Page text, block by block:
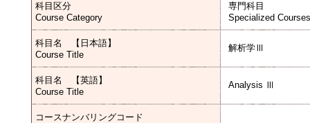
科目区分
Course Category
専門科目
Specialized Courses
科目名 【日本語】
Course Title
解析学Ⅲ
科目名 【英語】
Course Title
Analysis Ⅲ
コースナンバリングコード